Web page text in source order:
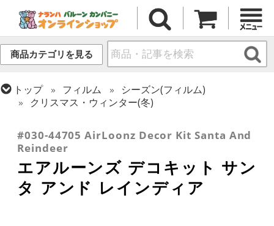
商品カテゴリを見る
トップ フィルム
シーズン(フィルム)
クリスマス・ウィンター(冬)
エアー・スタンディング(空気自立型) バルーン
#030-44705 AirLoonz Decor Kit Santa And
Reindeer
エアルーンズ デコキット サン
タ アンド レインディア